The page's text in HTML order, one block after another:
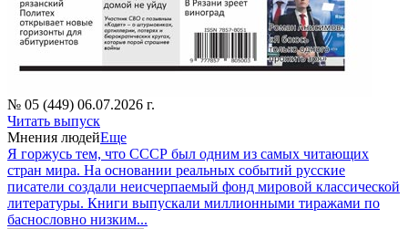
№ 05 (449) 06.07.2026 г.
Читать выпуск
Мнения людейЕще
Я горжусь тем, что СССР был одним из самых читающих
стран мира. На основании реальных событий русские
писатели создали неисчерпаемый фонд мировой классической
литературы. Книги выпускали миллионными тиражами по
баснословно низким...